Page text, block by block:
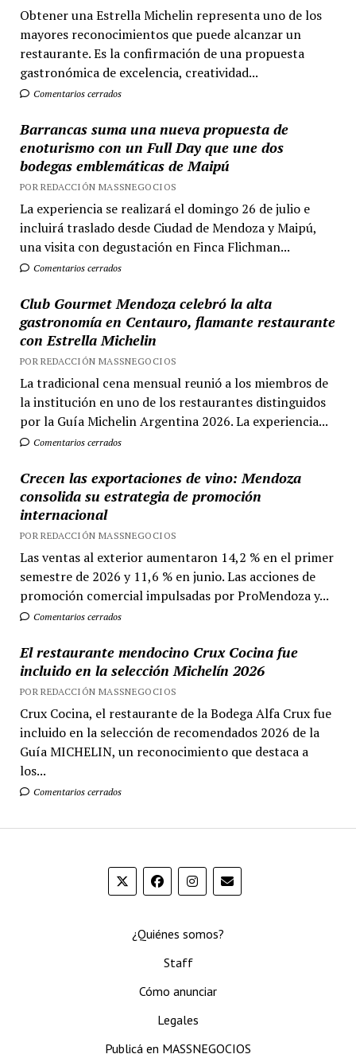
Obtener una Estrella Michelin representa uno de los
mayores reconocimientos que puede alcanzar un
restaurante. Es la confirmación de una propuesta
gastronómica de excelencia, creatividad...
Comentarios cerrados
Barrancas suma una nueva propuesta de
enoturismo con un Full Day que une dos
bodegas emblemáticas de Maipú
POR REDACCIÓN MASSNEGOCIOS
La experiencia se realizará el domingo 26 de julio e
incluirá traslado desde Ciudad de Mendoza y Maipú,
una visita con degustación en Finca Flichman...
Comentarios cerrados
Club Gourmet Mendoza celebró la alta
gastronomía en Centauro, flamante restaurante
con Estrella Michelin
POR REDACCIÓN MASSNEGOCIOS
La tradicional cena mensual reunió a los miembros de
la institución en uno de los restaurantes distinguidos
por la Guía Michelin Argentina 2026. La experiencia...
Comentarios cerrados
Crecen las exportaciones de vino: Mendoza
consolida su estrategia de promoción
internacional
POR REDACCIÓN MASSNEGOCIOS
Las ventas al exterior aumentaron 14,2 % en el primer
semestre de 2026 y 11,6 % en junio. Las acciones de
promoción comercial impulsadas por ProMendoza y...
Comentarios cerrados
El restaurante mendocino Crux Cocina fue
incluido en la selección Michelín 2026
POR REDACCIÓN MASSNEGOCIOS
Crux Cocina, el restaurante de la Bodega Alfa Crux fue
incluido en la selección de recomendados 2026 de la
Guía MICHELIN, un reconocimiento que destaca a
los...
Comentarios cerrados
¿Quiénes somos?
Staff
Cómo anunciar
Legales
Publicá en MASSNEGOCIOS